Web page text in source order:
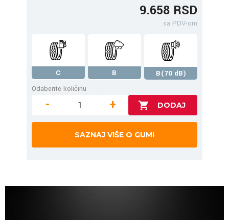
9.658 RSD
sa PDV-om
C B
B(70 dB)
Odaberite količinu
- +
SAZNAJ VIŠE O GUMI